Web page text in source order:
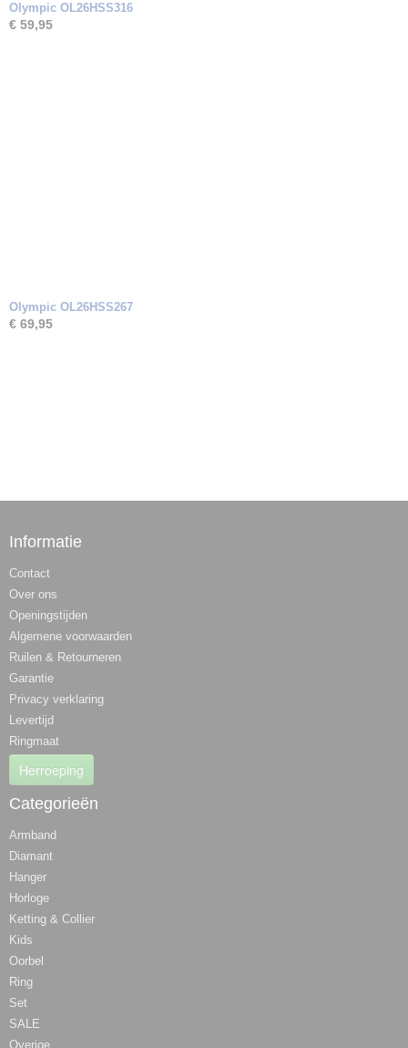
Olympic OL26HSS316
€ 59,95
Olympic OL26HSS267
€ 69,95
Informatie
Contact
Over ons
Openingstijden
Algemene voorwaarden
Ruilen & Retourneren
Garantie
Privacy verklaring
Levertijd
Ringmaat
Herroeping
Categorieën
Armband
Diamant
Hanger
Horloge
Ketting & Collier
Kids
Oorbel
Ring
Set
SALE
Overige